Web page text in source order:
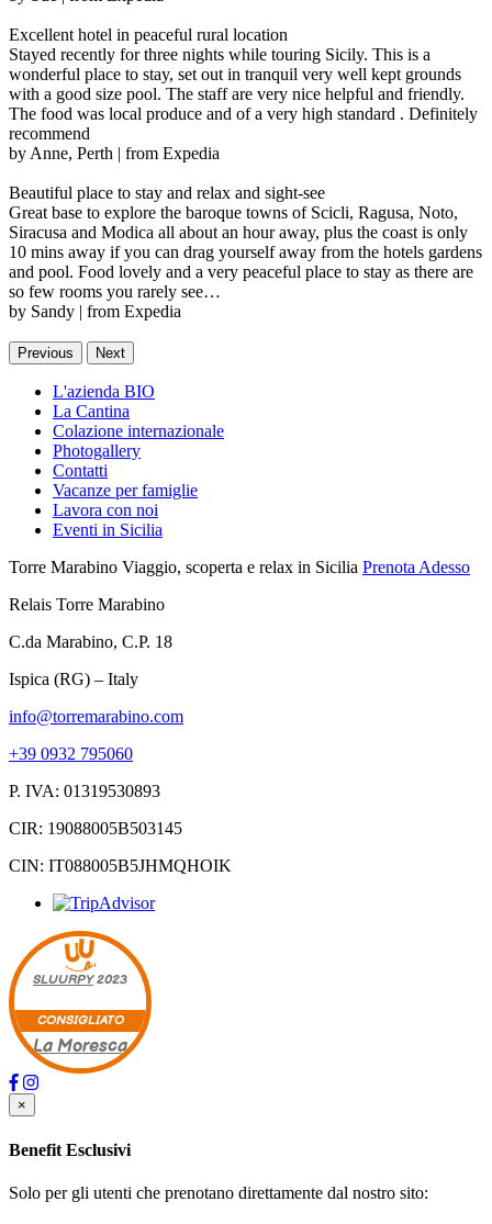
Excellent hotel in peaceful rural location
Stayed recently for three nights while touring Sicily. This is a
wonderful place to stay, set out in tranquil very well kept grounds
with a good size pool. The staff are very nice helpful and friendly.
The food was local produce and of a very high standard . Definitely
recommend
by Anne, Perth | from Expedia
Beautiful place to stay and relax and sight-see
Great base to explore the baroque towns of Scicli, Ragusa, Noto,
Siracusa and Modica all about an hour away, plus the coast is only
10 mins away if you can drag yourself away from the hotels gardens
and pool. Food lovely and a very peaceful place to stay as there are
so few rooms you rarely see…
by Sandy | from Expedia
Previous Next
L'azienda BIO
La Cantina
Colazione internazionale
Photogallery
Contatti
Vacanze per famiglie
Lavora con noi
Eventi in Sicilia
Torre Marabino Viaggio, scoperta e relax in Sicilia Prenota Adesso
Relais Torre Marabino
C.da Marabino, C.P. 18
Ispica (RG) – Italy
info@torremarabino.com
+39 0932 795060
P. IVA: 01319530893
CIR: 19088005B503145
CIN: IT088005B5JHMQHOIK
SLUURPY2023
CONSIGLIATO
La Moresca
×
Benefit Esclusivi
Solo per gli utenti che prenotano direttamente dal nostro sito: